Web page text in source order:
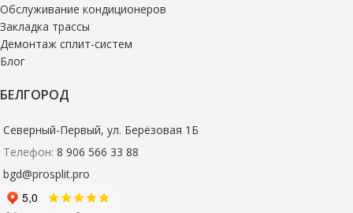
Обслуживание кондиционеров
Закладка трассы
Демонтаж сплит-систем
Блог
БЕЛГОРОД
Северный-Первый, ул. Берёзовая 1Б
Телефон: 8 906 566 33 88
bgd@prosplit.pro